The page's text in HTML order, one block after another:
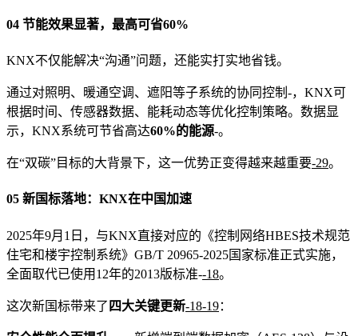
04 节能效果显著，最高可省60%
KNX不仅能解决“沟通”问题，还能实打实地省钱。
通过对照明、暖通空调、遮阳等子系统的协同控制 -，KNX可
根据时间、传感器数据、能耗动态等优化控制策略。数据显
示，KNX系统可节省高达60%的能源-。
在“双碳”目标的大背景下，这一优势正变得越来越重要-29。
05 新国标落地：KNX在中国加速
2025年9月1日，与KNX直接对应的《控制网络HBES技术规范
住宅和楼宇控制系统》GB/T 20965-2025国家标准正式实施，
全面取代已使用12年的2013版标准--18。
这次新国标带来了 四大关键更新-18-19：